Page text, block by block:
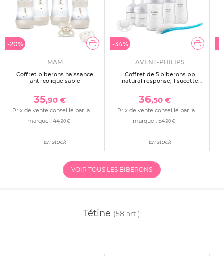
-20%
MAM
Coffret biberons naissance
anti-colique sable
35,90 €
Prix de vente conseillé par la
marque : 44,90 €
En stock
-34%
AVENT-PHILIPS
Coffret de 5 biberons pp
natural response, 1 sucette
biberons 260 ml +1 biberon 330
ml) scd8
36,50 €
Prix de vente conseillé par la
marque : 54,90 €
En stock
-
VOIR TOUS LES BIBERONS
Tétine (58 art.)